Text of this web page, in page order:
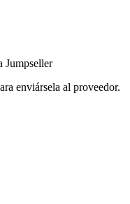
Jumpseller
enviársela al proveedor.